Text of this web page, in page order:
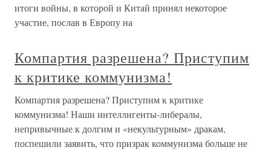
итоги войны, в которой и Китай принял некоторое
участие, послав в Европу на
Компартия разрешена? Приступим
к критике коммунизма!
Компартия разрешена? Приступим к критике
коммунизма! Наши интеллигенты-либералы,
непривычные к долгим и «некультурным» дракам,
поспешили заявить, что призрак коммунизма больше не